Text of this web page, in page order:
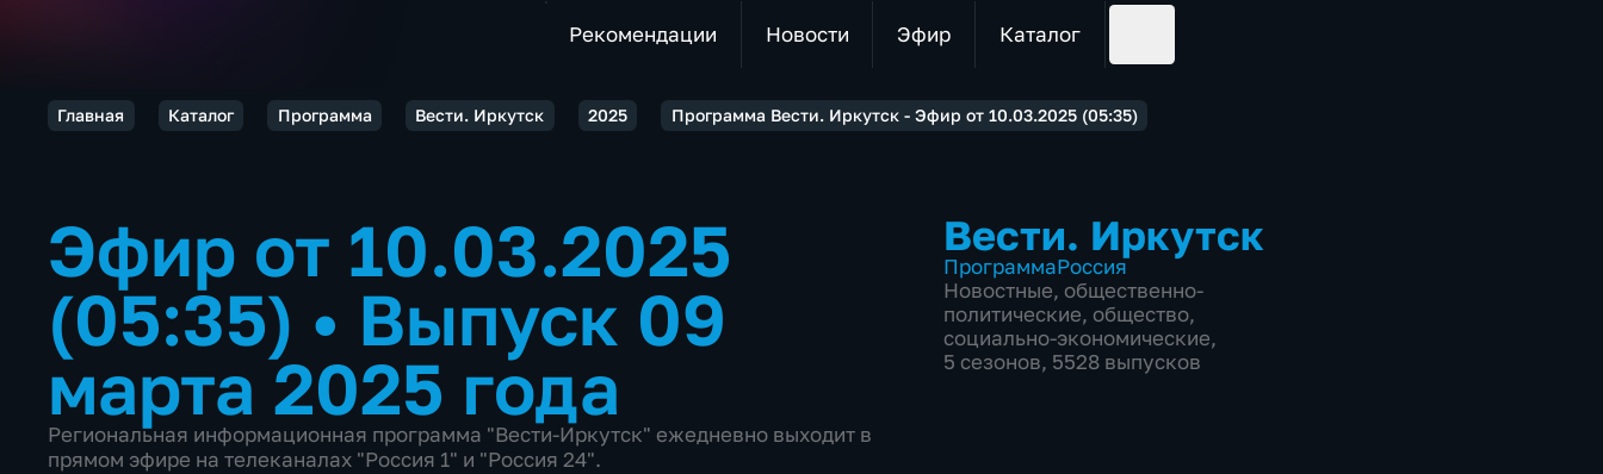
Рекомендации Новости Эфир Каталог
Главная Каталог Программа Вести. Иркутск 2025 Программа Вести. Иркутск - Эфир от 10.03.2025 (05:35)
Эфир от 10.03.2025
(05:35) • Выпуск 09
марта 2025 года
Региональная информационная программа "Вести-Иркутск" ежедневно выходит в
прямом эфире на телеканалах "Россия 1" и "Россия 24".
Вести. Иркутск
ПрограммаРоссия
Новостные, общественно-
политические, общество,
социально-экономические,
5 сезонов, 5528 выпусков